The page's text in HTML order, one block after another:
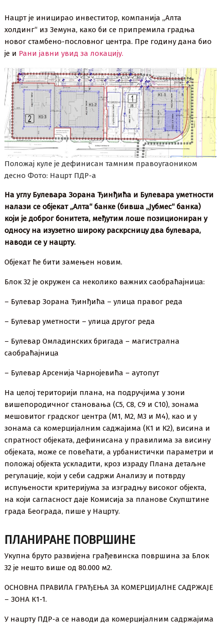
Нацрт је иницирао инвеститор, компанија „Алта
холдинг“ из Земуна, како би се припремила градња
новог стамбено-пословног центра. Пре годину дана био
је и Рани јавни увид за локацију.
Положај куле је дефинисан тамним правоугаоником
десно Фото: Нацрт ПДР-а
На углу Булевара Зорана Ђинђића и Булевара уметности
налази се објекaт „Алта“ банке (бивша „Јубмес“ банка)
који је доброг бонитета, међутим лоше позициониран у
односу на изузетно широку раскрсницу два булевара,
наводи се у нацрту.
Објекат ће бити замењен новим.
Блок 32 је окружен са неколико важних саобраћајница:
– Булевар Зорана Ђинђића – улица правог реда
– Булевар уметности – улица другог реда
– Булевар Омладинских бригада – магистрална
саобраћајница
– Булевар Арсенија Чарнојевића – аутопут
На целој територији плана, на подручјима у зони
вишепородичног становања (С5, С8, С9 и С10), зонама
мешовитог градског центра (М1, М2, М3 и М4), као и у
зонама са комерцијалним саджајима (К1 и К2), висина и
спратност објеката, дефинисана у правилима за висину
објеката, може се повећати, а урбанистички параметри и
положај објекта ускладити, кроз израду Плана детаљне
регулације, који у себи садржи Анализу и потврду
испуњености критеријума за изградњу високог објекта,
на који сагласност даје Комисија за планове Скупштине
града Београда, пише у Нацрту.
ПЛАНИРАНЕ ПОВРШИНЕ
Укупна бруто развијена грађевинска површина за Блок
32 је нешто више од 80.000 м2.
ОСНОВНА ПРАВИЛА ГРАЂЕЊА ЗА КОМЕРЦИЈАЛНЕ САДРЖАЈЕ
– ЗОНА К1-1.
У нацрту ПДР-а се наводи да комерцијалним садржајима